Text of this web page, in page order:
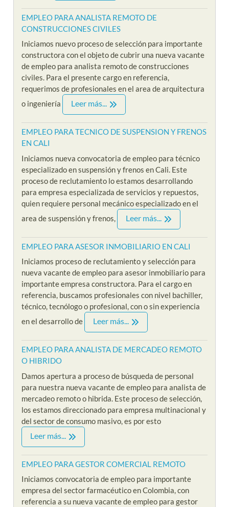
EMPLEO PARA ANALISTA REMOTO DE
CONSTRUCCIONES CIVILES
Iniciamos nuevo proceso de selección para importante
constructora con el objeto de cubrir una nueva vacante
de empleo para analista remoto de construcciones
civiles. Para el presente cargo en referencia,
requerimos de profesionales en el area de arquitectura
o ingeniería
Leer más...
EMPLEO PARA TECNICO DE SUSPENSION Y FRENOS
EN CALI
Iniciamos nueva convocatoria de empleo para técnico
especializado en suspensión y frenos en Cali. Este
proceso de reclutamiento lo estamos desarrollando
para empresa especializada de servicios y repuestos,
quien requiere personal mecánico especializado en el
area de suspensión y frenos,
Leer más...
EMPLEO PARA ASESOR INMOBILIARIO EN CALI
Iniciamos proceso de reclutamiento y selección para
nueva vacante de empleo para asesor inmobiliario para
importante empresa constructora. Para el cargo en
referencia, buscamos profesionales con nivel bachiller,
técnico, tecnólogo o profesional, con o sin experiencia
en el desarrollo de
Leer más...
EMPLEO PARA ANALISTA DE MERCADEO REMOTO
O HIBRIDO
Damos apertura a proceso de búsqueda de personal
para nuestra nueva vacante de empleo para analista de
mercadeo remoto o hibrida. Este proceso de selección,
los estamos direccionado para empresa multinacional y
del sector de consumo masivo, es por esto
Leer más...
EMPLEO PARA GESTOR COMERCIAL REMOTO
Iniciamos convocatoria de empleo para importante
empresa del sector farmacéutico en Colombia, con
referencia a su nueva vacante de empleo para gestor